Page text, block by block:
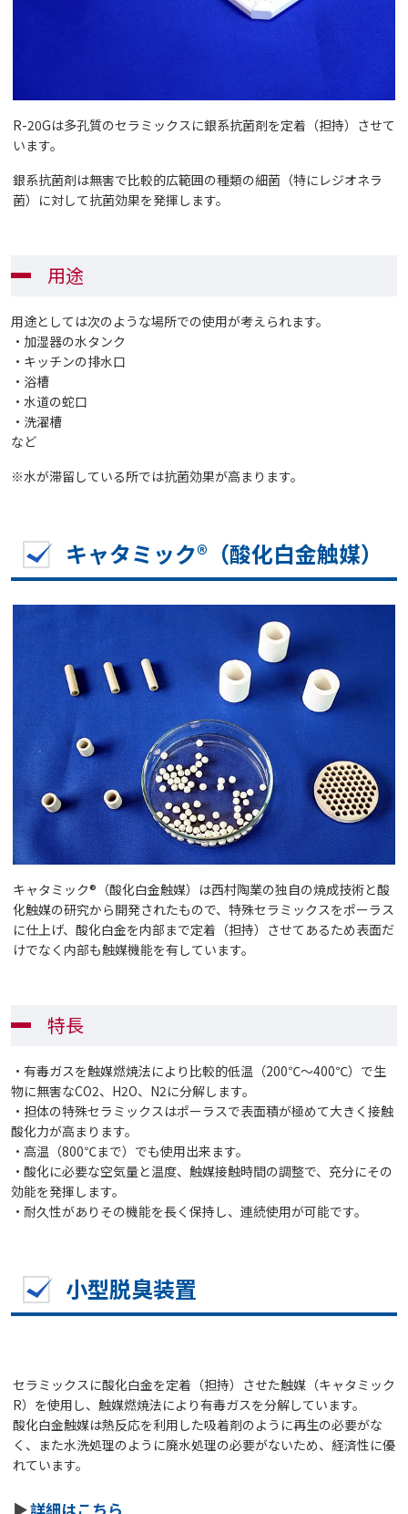
R-20Gは多孔質のセラミックスに銀系抗菌剤を定着（担持）させて
います。
銀系抗菌剤は無害で比較的広範囲の種類の細菌（特にレジオネラ
菌）に対して抗菌効果を発揮します。
用途
用途としては次のような場所での使用が考えられます。
・加湿器の水タンク
・キッチンの排水口
・浴槽
・水道の蛇口
・洗濯槽
など
※水が滞留している所では抗菌効果が高まります。
キャタミック®（酸化白金触媒）
キャタミック®（酸化白金触媒）は西村陶業の独自の焼成技術と酸
化触媒の研究から開発されたもので、特殊セラミックスをポーラス
に仕上げ、酸化白金を内部まで定着（担持）させてあるため表面だ
けでなく内部も触媒機能を有しています。
特長
・有毒ガスを触媒燃焼法により比較的低温（200℃～400℃）で生
物に無害なCO2、H2O、N2に分解します。
・担体の特殊セラミックスはポーラスで表面積が極めて大きく接触
酸化力が高まります。
・高温（800℃まで）でも使用出来ます。
・酸化に必要な空気量と温度、触媒接触時間の調整で、充分にその
効能を発揮します。
・耐久性がありその機能を長く保持し、連続使用が可能です。
小型脱臭装置
セラミックスに酸化白金を定着（担持）させた触媒（キャタミック
R）を使用し、触媒燃焼法により有毒ガスを分解しています。
酸化白金触媒は熱反応を利用した吸着剤のように再生の必要がな
く、また水洗処理のように廃水処理の必要がないため、経済性に優
れています。
詳細はこちら